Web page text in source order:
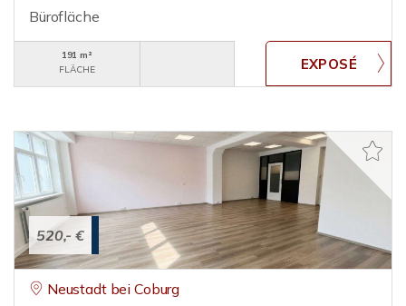
Bürofläche
191 m²
FLÄCHE
520,- €
Neustadt bei Coburg